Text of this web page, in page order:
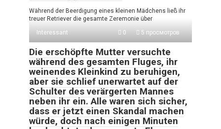
Während der Beerdigung eines kleinen Mädchens ließ ihr
treuer Retriever die gesamte Zeremonie über
Interessant
0 5 просмотров
Die erschöpfte Mutter versuchte
während des gesamten Fluges, ihr
weinendes Kleinkind zu beruhigen,
aber sie schlief unerwartet auf der
Schulter des verärgerten Mannes
neben ihr ein. Alle waren sich sicher,
dass er jetzt einen Skandal machen
würde, doch nach einigen Minuten